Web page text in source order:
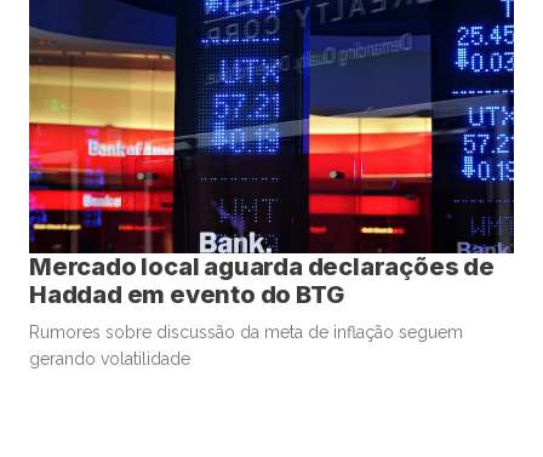
Mercado local aguarda declarações de
Haddad em evento do BTG
Rumores sobre discussão da meta de inflação seguem
gerando volatilidade